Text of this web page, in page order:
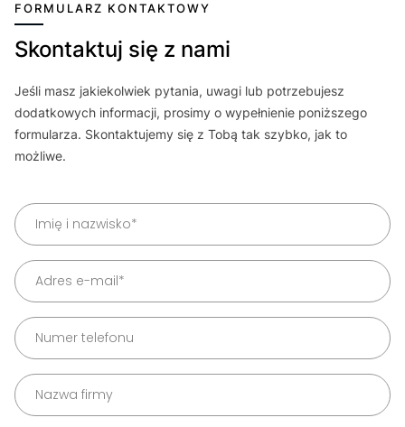
FORMULARZ KONTAKTOWY
Skontaktuj się z nami
Jeśli masz jakiekolwiek pytania, uwagi lub potrzebujesz
dodatkowych informacji, prosimy o wypełnienie poniższego
formularza. Skontaktujemy się z Tobą tak szybko, jak to
możliwe.